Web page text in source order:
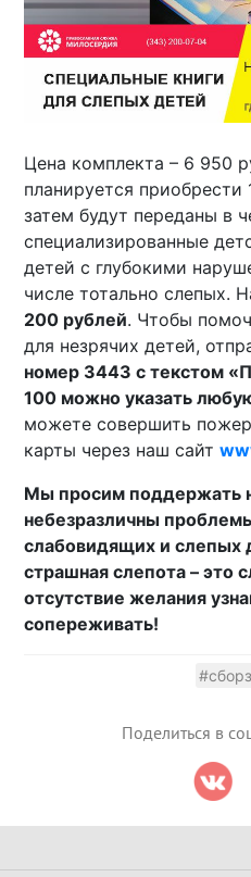
Цена комплекта – 6 950
планируется
затем будут переданы в
специализированные
детей с глубокими
числе тотально слепых.
200 рублей. Чтобы
для незрячих детей,
номер 3443 с текстом
100 можно указать
можете совершить
карты через наш сайт
Мы просим поддержать
небезразличны
слабовидящих и слепых
страшная слепота – это
отсутствие желания
сопереживать!
Поделиться в